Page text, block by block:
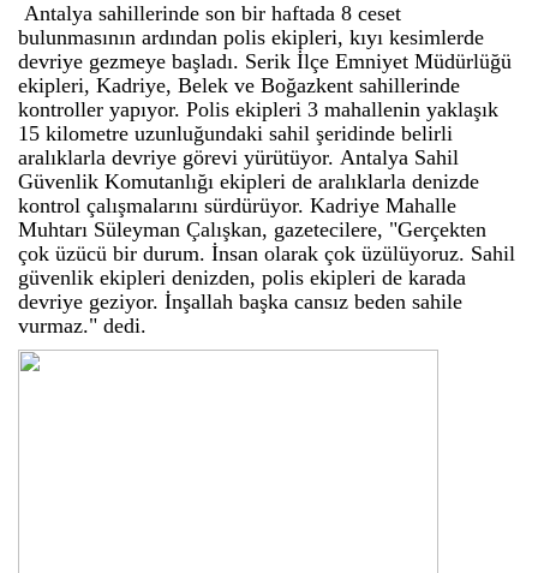
Antalya sahillerinde son bir haftada 8 ceset
bulunmasının ardından polis ekipleri, kıyı kesimlerde
devriye gezmeye başladı. Serik İlçe Emniyet Müdürlüğü
ekipleri, Kadriye, Belek ve Boğazkent sahillerinde
kontroller yapıyor. Polis ekipleri 3 mahallenin yaklaşık
15 kilometre uzunluğundaki sahil şeridinde belirli
aralıklarla devriye görevi yürütüyor. Antalya Sahil
Güvenlik Komutanlığı ekipleri de aralıklarla denizde
kontrol çalışmalarını sürdürüyor. Kadriye Mahalle
Muhtarı Süleyman Çalışkan, gazetecilere, "Gerçekten
çok üzücü bir durum. İnsan olarak çok üzülüyoruz. Sahil
güvenlik ekipleri denizden, polis ekipleri de karada
devriye geziyor. İnşallah başka cansız beden sahile
vurmaz." dedi.